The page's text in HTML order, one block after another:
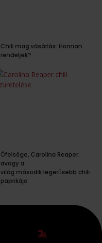
Chili mag vásárlás: Honnan
rendeljek?
Őfelsége, Carolina Reaper:
avagy a
világ második legerősebb chili
paprikája